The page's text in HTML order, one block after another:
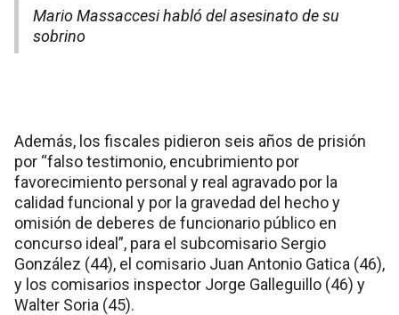
Mario Massaccesi habló del asesinato de su
sobrino
Además, los fiscales pidieron seis años de prisión
por “falso testimonio, encubrimiento por
favorecimiento personal y real agravado por la
calidad funcional y por la gravedad del hecho y
omisión de deberes de funcionario público en
concurso ideal”, para el subcomisario Sergio
González (44), el comisario Juan Antonio Gatica (46),
y los comisarios inspector Jorge Galleguillo (46) y
Walter Soria (45).